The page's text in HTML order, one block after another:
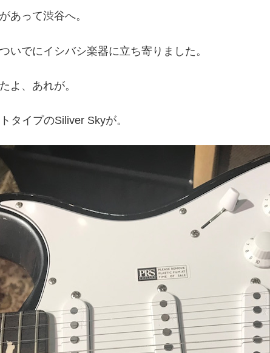
あって渋谷へ。
いでにイシバシ楽器に立ち寄りました。
よ、あれが。
タイプのSiliver Skyが。